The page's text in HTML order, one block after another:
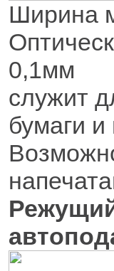
Ширина
0,1мм
служит
бумаги